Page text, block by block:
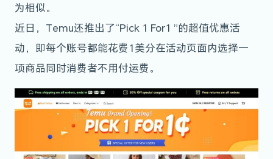
为相似。
近日，Temu还推出了“Pick 1 For1 ”的超值优惠活
动，即每个账号都能花费1美分在活动页面内选择一
项商品同时消费者不用付运费。